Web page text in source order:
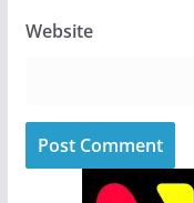
Website